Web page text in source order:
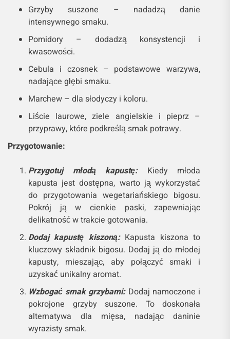
Grzyby suszone – nadadzą danie
intensywnego smaku.
Pomidory – dodadzą konsystencji i
kwasowości.
Cebula i czosnek – podstawowe warzywa,
nadające głębi smaku.
Marchew – dla słodyczy i koloru.
Liście laurowe, ziele angielskie i pieprz –
przyprawy, które podkreślą smak potrawy.
Przygotowanie:
Przygotuj młodą kapustę:Kiedy młoda
kapusta jest dostępna, warto ją wykorzystać
do przygotowania wegetariańskiego bigosu.
Pokrój ją w cienkie paski, zapewniając
delikatność w trakcie gotowania.
Dodaj kapustę kiszoną:Kapusta kiszona to
kluczowy składnik bigosu. Dodaj ją do młodej
kapusty, mieszając, aby połączyć smaki i
uzyskać unikalny aromat.
Wzbogać smak grzybami:Dodaj namoczone i
pokrojone grzyby suszone. To doskonała
alternatywa dla mięsa, nadając daninie
wyrazisty smak.